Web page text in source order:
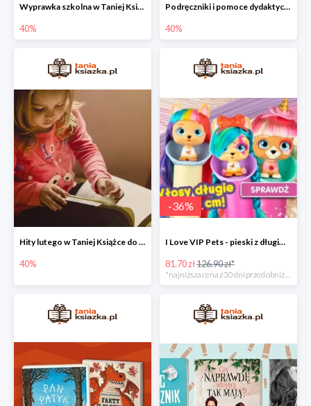
Wyprawka szkolna w Taniej Książce do -40%
40%
Podręczniki i pomoce dydaktyczne w Taniej Książce do -40%
40%
Hity lutego w Taniej Książce do -40%
40%
-36%
I Love VIP Pets - pieski z długimi włosami do stylizacji fryzur -36%
81.70 zł126.90 zł*